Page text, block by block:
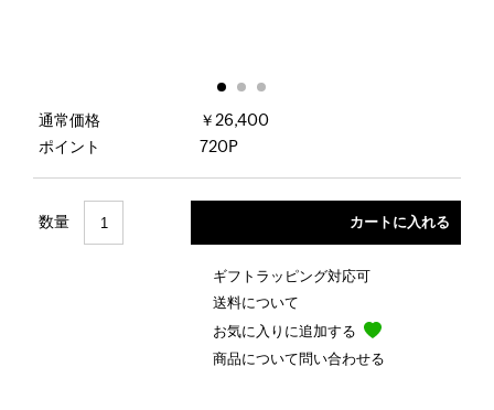
通常価格
￥26,400
ポイント
720P
数量
ギフトラッピング対応可
送料について
お気に入りに追加する
商品について問い合わせる